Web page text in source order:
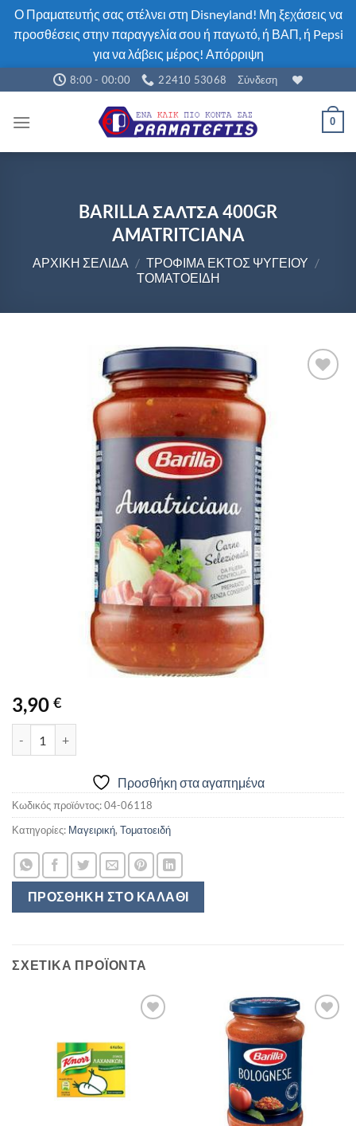
Ο Πραματευτής σας στέλνει στη Disneyland! Μη ξεχάσεις να
προσθέσεις στην παραγγελία σου ή παγωτό, ή ΒΑΠ, ή Pepsi
για να λάβεις μέρος! Απόρριψη
Μετάβαση
στο
περιεχόμενο
8:00 - 00:00 22410 53068 Σύνδεση
0
BARILLA ΣΑΛΤΣΑ 400GR
AMATRITCIANA
ΑΡΧΙΚΉ ΣΕΛΊΔΑ / ΤΡΟΦΙΜΑ ΕΚΤΟΣ ΨΥΓΕΊΟΥ /
ΤΟΜΑΤΟΕΙΔΉ
3,90 €
ΠΡΟΣΘΉΚΗ ΣΤΟ ΚΑΛΆΘΙ
Προσθήκη στα αγαπημένα
Κωδικός προϊόντος:04-06118
Κατηγορίες: Μαγειρική, Τοματοειδή
ΣΧΕΤΙΚΆ ΠΡΟΪΌΝΤΑ
αγαπημένα
Προσθήκη